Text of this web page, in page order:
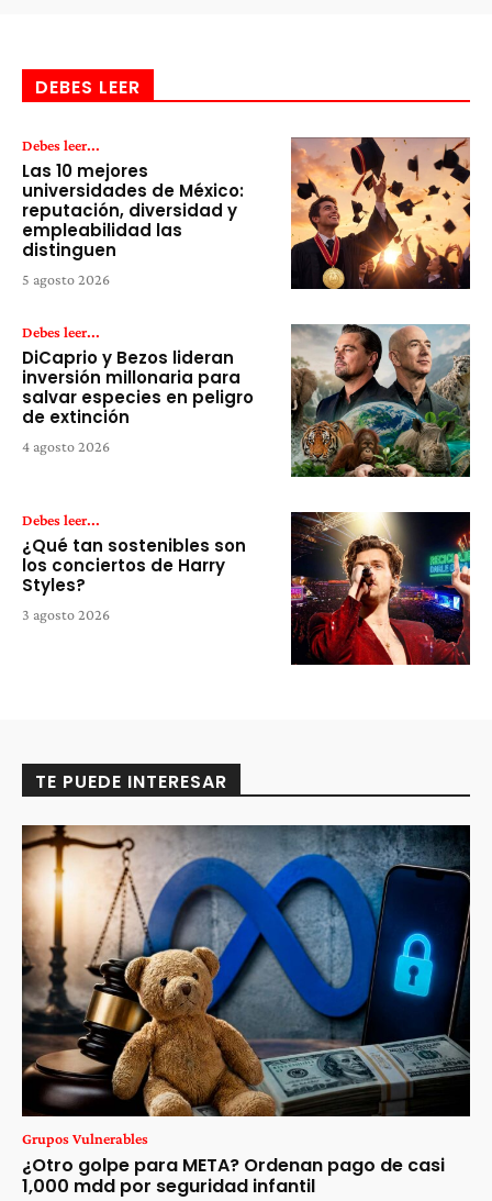
DEBES LEER
Debes leer...
Las 10 mejores
universidades de México:
reputación, diversidad y
empleabilidad las
distinguen
5 agosto 2026
Debes leer...
DiCaprio y Bezos lideran
inversión millonaria para
salvar especies en peligro
de extinción
4 agosto 2026
Debes leer...
¿Qué tan sostenibles son
los conciertos de Harry
Styles?
3 agosto 2026
TE PUEDE INTERESAR
Grupos Vulnerables
¿Otro golpe para META? Ordenan pago de casi
1,000 mdd por seguridad infantil